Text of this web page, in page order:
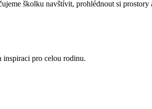
školku navštívit, prohlédnout si
inspiraci pro celou rodinu.